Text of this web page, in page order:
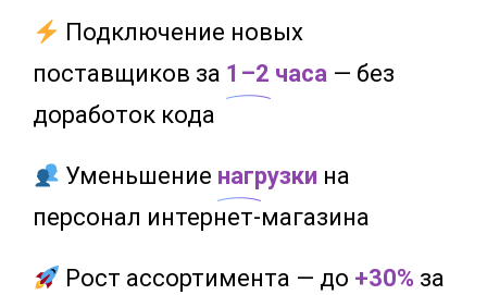
Подключение новых
поставщиков за 1–2 часа — без
доработок кода
Уменьшение нагрузки на
персонал интернет-магазина
Рост ассортимента — до +30% за